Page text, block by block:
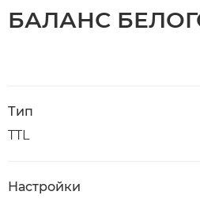
БАЛАНС
Тип
TTL
Настройки